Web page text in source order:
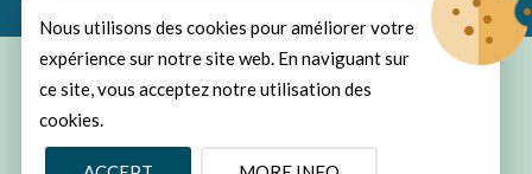
© Copyright 2026ProChasseAll Rights Reserved.
Nous utilisons des cookies pour améliorer votre
expérience sur notre site web. En naviguant sur
ce site, vous acceptez notre utilisation des
cookies.